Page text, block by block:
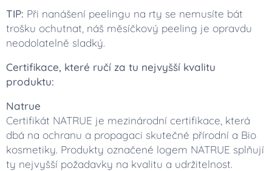
TIP: Při nanášení peelingu na rty se nemusíte bát
trošku ochutnat, náš měsíčkový peeling je opravdu
neodolatelně sladký.
Certifikace, které ručí za tu nejvyšší kvalitu
produktu:
Natrue
Certifikát NATRUE je mezinárodní certifikace, která
dbá na ochranu a propagaci skutečné přírodní a Bio
kosmetiky. Produkty označené logem NATRUE splňují
ty nejvyšší požadavky na kvalitu a udržitelnost.